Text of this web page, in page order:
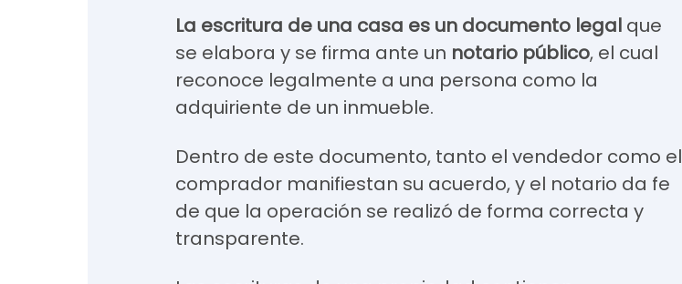
La escritura de una casa es un documento legal que
se elabora y se firma ante un notario público, el cual
reconoce legalmente a una persona como la
adquiriente de un inmueble.
Dentro de este documento, tanto el vendedor como el
comprador manifiestan su acuerdo, y el notario da fe
de que la operación se realizó de forma correcta y
transparente.